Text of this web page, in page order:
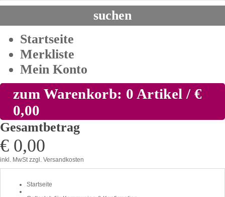
Startseite
Merkliste
Mein Konto
zum Warenkorb: 0 Artikel / €
0,00
Gesamtbetrag
€ 0,00
inkl. MwStzzgl. Versandkosten
Startseite